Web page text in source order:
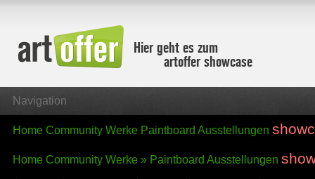
Hier geht es zum
artoffer showcase
Navigation
Home Community Werke Paintboard Ausstellungen
Home Community Werke » Paintboard Ausstellungen